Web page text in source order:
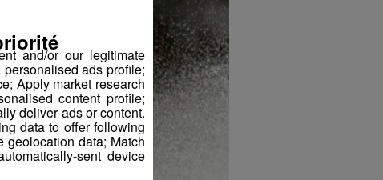
and/or our legitimate
ads profile;
Apply market research
content profile;
deliver ads or content.
data to offer following
geolocation data; Match
sent device